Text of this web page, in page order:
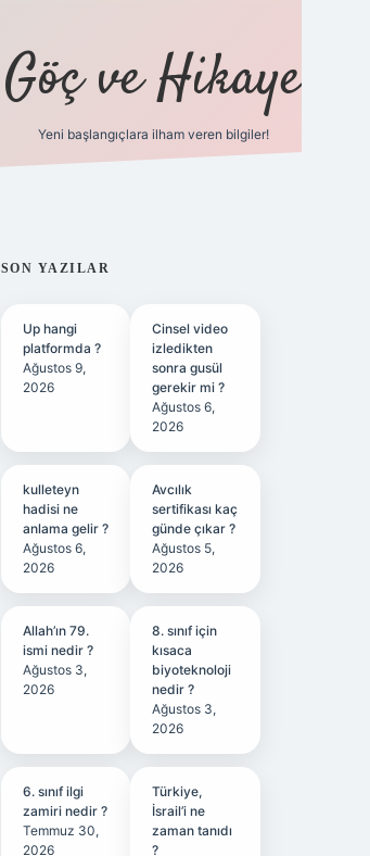
Göç ve Hikaye
Yeni başlangıçlara ilham veren bilgiler!
SIDEBAR
SON YAZILAR
Up hangi
platformda ?
Ağustos 9,
2026
Cinsel video
izledikten
sonra gusül
gerekir mi ?
Ağustos 6,
2026
kulleteyn
hadisi ne
anlama gelir ?
Ağustos 6,
2026
Avcılık
sertifikası kaç
günde çıkar ?
Ağustos 5,
2026
Allah’ın 79.
ismi nedir ?
Ağustos 3,
2026
8. sınıf için
kısaca
biyoteknoloji
nedir ?
Ağustos 3,
2026
6. sınıf ilgi
zamiri nedir ?
Temmuz 30,
2026
Türkiye,
İsrail’i ne
zaman tanıdı
?